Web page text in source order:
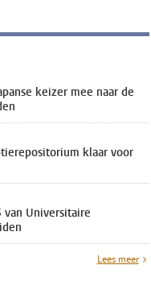
keizer mee naar de
klaar voor
van Universitaire
Lees meer